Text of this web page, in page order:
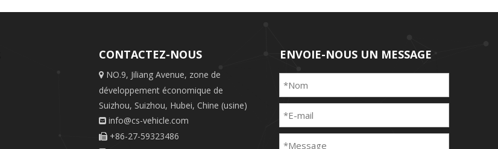
CONTACTEZ-NOUS
 NO.9, Jiliang Avenue, zone de
développement économique de
Suizhou, Suizhou, Hubei, Chine (usine)
 info@cs-vehicle.com
 +86-27-59323486
ENVOIE-NOUS UN MESSAGE